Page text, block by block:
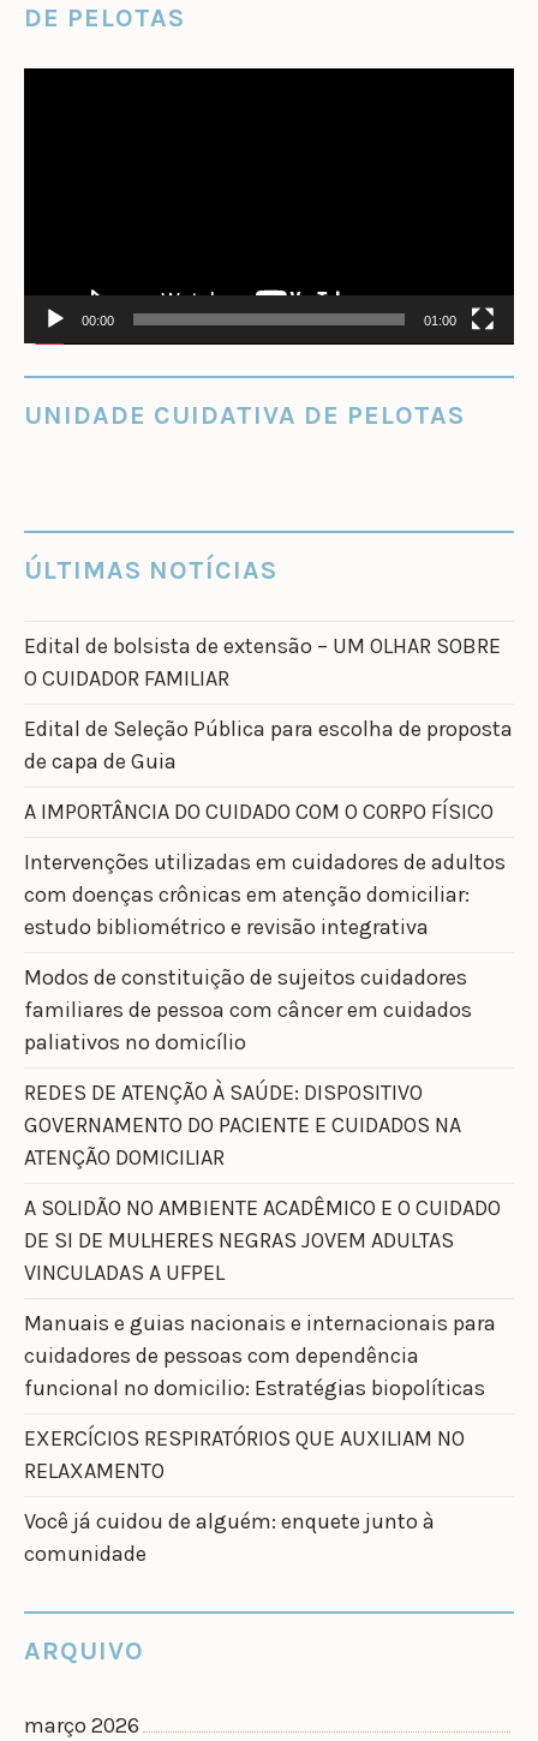
DE PELOTAS
00:00 01:00
UNIDADE CUIDATIVA DE PELOTAS
ÚLTIMAS NOTÍCIAS
Edital de bolsista de extensão – UM OLHAR SOBRE
O CUIDADOR FAMILIAR
Edital de Seleção Pública para escolha de proposta
de capa de Guia
A IMPORTÂNCIA DO CUIDADO COM O CORPO FÍSICO
Intervenções utilizadas em cuidadores de adultos
com doenças crônicas em atenção domiciliar:
estudo bibliométrico e revisão integrativa
Modos de constituição de sujeitos cuidadores
familiares de pessoa com câncer em cuidados
paliativos no domicílio
REDES DE ATENÇÃO À SAÚDE: DISPOSITIVO
GOVERNAMENTO DO PACIENTE E CUIDADOS NA
ATENÇÃO DOMICILIAR
A SOLIDÃO NO AMBIENTE ACADÊMICO E O CUIDADO
DE SI DE MULHERES NEGRAS JOVEM ADULTAS
VINCULADAS A UFPEL
Manuais e guias nacionais e internacionais para
cuidadores de pessoas com dependência
funcional no domicilio: Estratégias biopolíticas
EXERCÍCIOS RESPIRATÓRIOS QUE AUXILIAM NO
RELAXAMENTO
Você já cuidou de alguém: enquete junto à
comunidade
ARQUIVO
março 2026